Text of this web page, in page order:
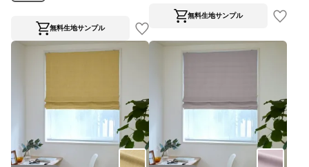
無料生地サンプル
無料生地サンプル